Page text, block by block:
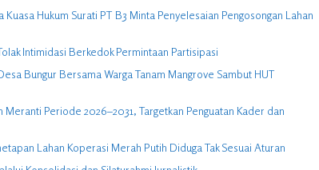
Hukum Surati PT B3 Minta Penyelesaian Pengosongan Lahan
Intimidasi Berkedok Permintaan Partisipasi
Bungur Bersama Warga Tanam Mangrove Sambut HUT
Periode 2026–2031, Targetkan Penguatan Kader dan
Lahan Koperasi Merah Putih Diduga Tak Sesuai Aturan